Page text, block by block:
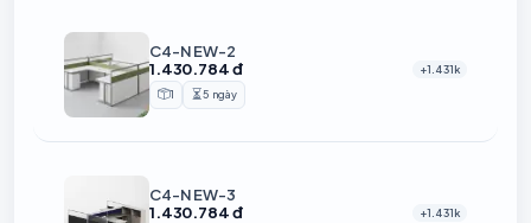
C4-NEW-2
1.430.784 đ
+1.431k
Sản phẩm
1 Thời gian chuẩn bị
5 ngày
C4-NEW-3
1.430.784 đ
+1.431k